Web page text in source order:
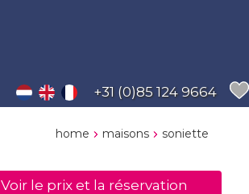
+31 (0)85 124 9664
home maisons soniette
Voir le prix et la réservation